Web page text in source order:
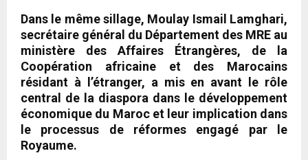
Dans le même sillage, Moulay Ismail Lamghari,
secrétaire général du Département des MRE au
ministère des Affaires Étrangères, de la
Coopération africaine et des Marocains
résidant à l’étranger, a mis en avant le rôle
central de la diaspora dans le développement
économique du Maroc et leur implication dans
le processus de réformes engagé par le
Royaume.